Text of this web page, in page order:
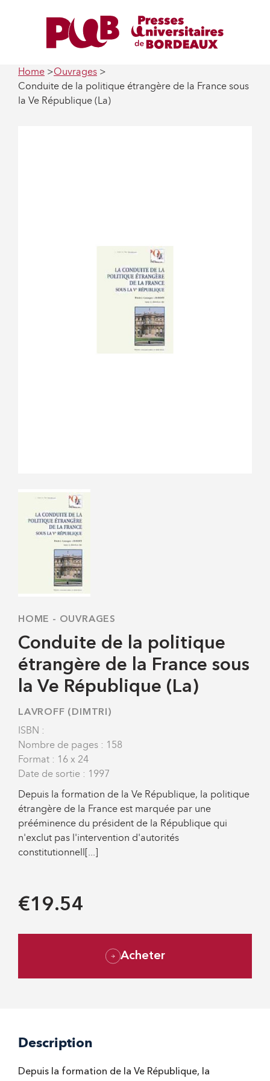
Home
Ouvrages
Conduite de la politique étrangère de la France sous
la Ve République (La)
HOME - OUVRAGES
Conduite de la politique
étrangère de la France sous
la Ve République (La)
LAVROFF (DIMTRI)
ISBN :
Nombre de pages : 158
Format : 16 x 24
Date de sortie : 1997
Depuis la formation de la Ve République, la politique
étrangère de la France est marquée par une
prééminence du président de la République qui
n'exclut pas l'intervention d'autorités
constitutionnell[...]
€19.54
Acheter
Description
Depuis la formation de la Ve République, la